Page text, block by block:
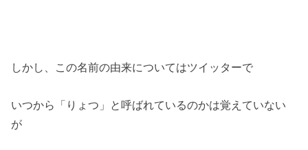
しかし、この名前の由来についてはツイッターで
いつから「りょつ」と呼ばれているのかは覚えていない
が